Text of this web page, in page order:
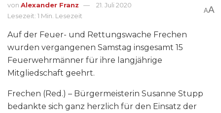
von Alexander Franz
21. Juli 2020
Lesezeit: 1 Min. Lesezeit
AA
Auf der Feuer- und Rettungswache Frechen
wurden vergangenen Samstag insgesamt 15
Feuerwehrmänner für ihre langjährige
Mitgliedschaft geehrt.
Frechen (Red.) – Bürgermeisterin Susanne Stupp
bedankte sich ganz herzlich für den Einsatz der